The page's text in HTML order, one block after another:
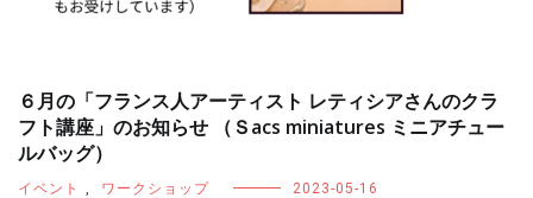
６月の「フランス人アーティスト レティシアさんのクラ
フト講座」のお知らせ （Ｓacs miniatures ミニアチュー
ルバッグ）
イベント , ワークショップ 2023-05-16